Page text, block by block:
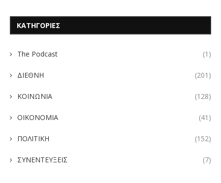
ΚΑΤΗΓΟΡΙΕΣ
The Podcast (1)
ΔΙΕΘΝΗ (201)
ΚΟΙΝΩΝΙΑ (128)
ΟΙΚΟΝΟΜΙΑ (41)
ΠΟΛΙΤΙΚΗ (152)
ΣΥΝΕΝΤΕΥΞΕΙΣ (7)